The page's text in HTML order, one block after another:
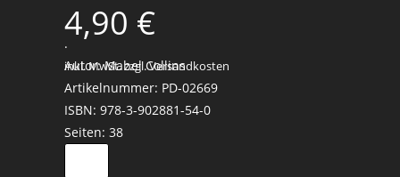
4,90 €
inkl. MwSt. zzgl. Versandkosten
.
Autor: Mabel Collins
Artikelnummer: PD-02669
ISBN: 978-3-902881-54-0
Seiten: 38